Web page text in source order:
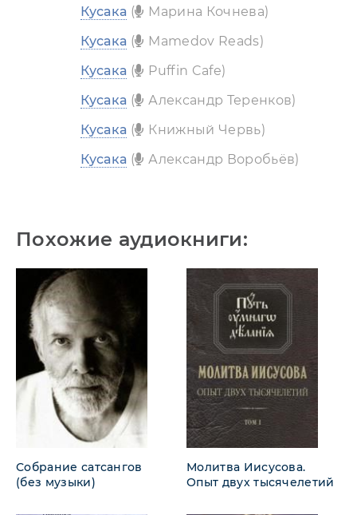
Кусака (
Марина Кочнева)
Кусака (
Mamedov Reads)
Кусака (
Puffin Cafe)
Кусака (
Александр Теренков)
Кусака (
Книжный Червь)
Кусака ( Александр Воробьёв)
Похожие аудиокниги:
Собрание сатсангов
(без музыки)
Молитва Иисусова.
Опыт двух тысячелетий